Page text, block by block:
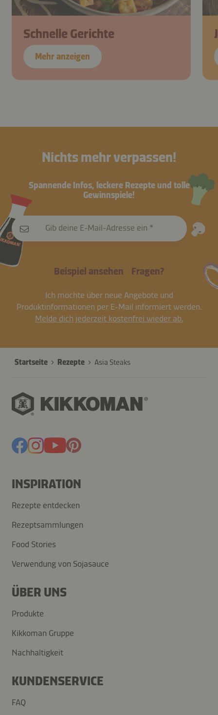
Schnelle Gerichte
Mehr anzeigen
Nichts mehr verpassen!
Spannende Infos, leckere Rezepte und tolle
Gewinnspiele!
Gib deine E-Mail-Adresse ein
Beispiel ansehen Fragen?
Ich möchte über neue Angebote und
Produktinformationen per E-Mail informiert werden.
Melde dich jederzeit kostenfrei wieder ab.
Startseite Rezepte Asia Steaks
INSPIRATION
Rezepte entdecken
Rezeptsammlungen
Food Stories
Verwendung von Sojasauce
ÜBER UNS
Produkte
Kikkoman Gruppe
Nachhaltigkeit
KUNDENSERVICE
FAQ